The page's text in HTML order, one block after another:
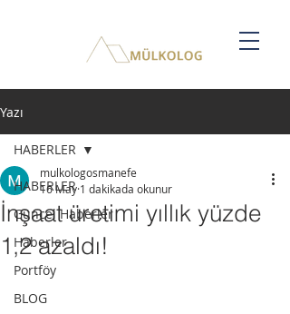
Yazı
HABERLER
Güncel Haberler
Haberler
Portföy
BLOG
HABERLER
İnşaat üretimi yıllık yüzde
1,2 azaldı!
mulkologosmanefe
16 May 1 dakikada okunur